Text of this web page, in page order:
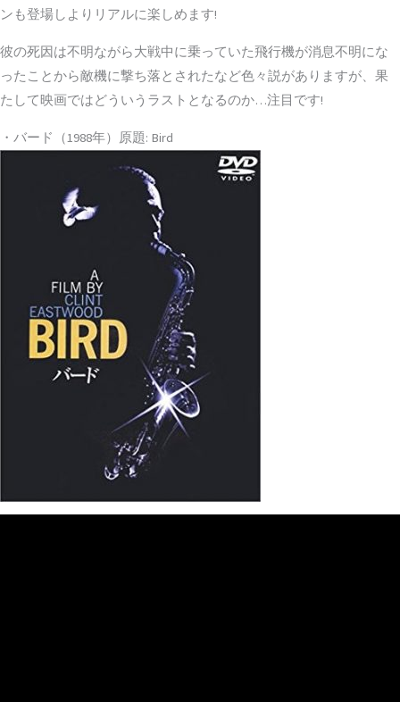
ンも登場しよりリアルに楽しめます!
彼の死因は不明ながら大戦中に乗っていた飛行機が消息不明にな
ったことから敵機に撃ち落とされたなど色々説がありますが、果
たして映画ではどういうラストとなるのか…注目です!
・バード（1988年）原題: Bird